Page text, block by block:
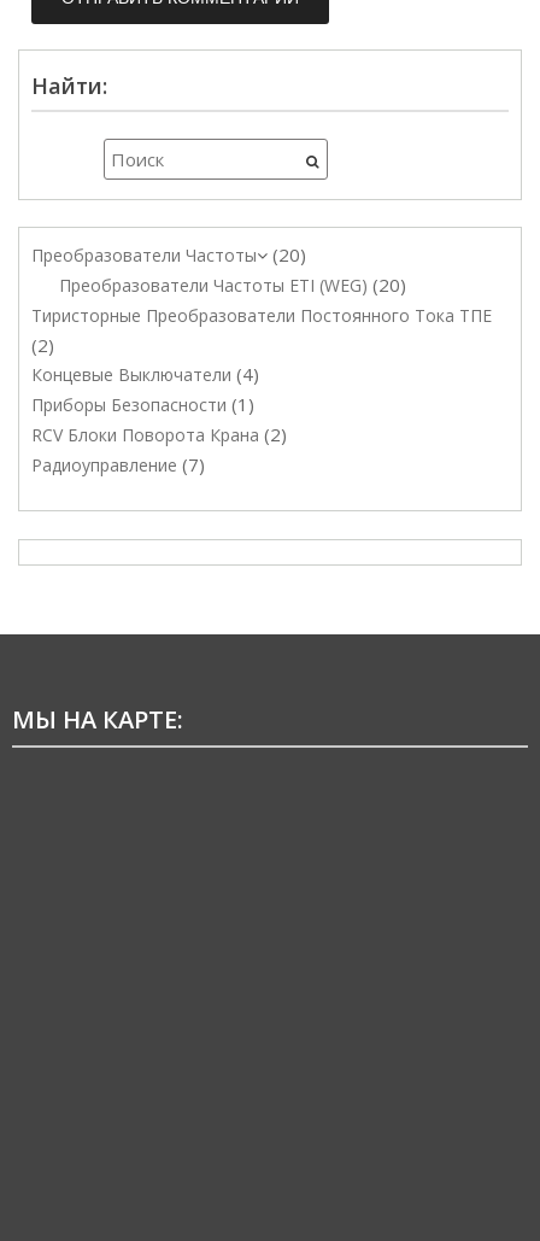
Найти:
Преобразователи Частоты 20
Преобразователи Частоты ETI (WEG) 20
Тиристорные Преобразователи Постоянного Тока ТПЕ
2
Концевые Выключатели 4
Приборы Безопасности 1
RCV Блоки Поворота Крана 2
Радиоуправление 7
МЫ НА КАРТЕ: